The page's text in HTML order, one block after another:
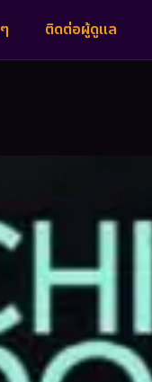
ติดต่อผู้ดูแล